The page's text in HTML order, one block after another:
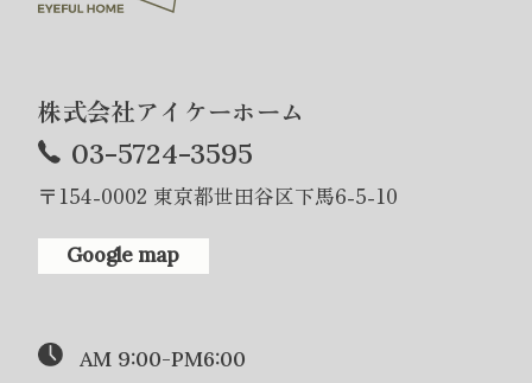
株式会社アイケーホーム
03-5724-3595
〒154-0002 東京都世田谷区下馬6-5-10
Google map
AM 9:00-PM6:00